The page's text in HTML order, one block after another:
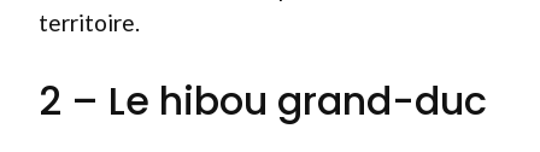
territoire.
2 – Le hibou grand-duc